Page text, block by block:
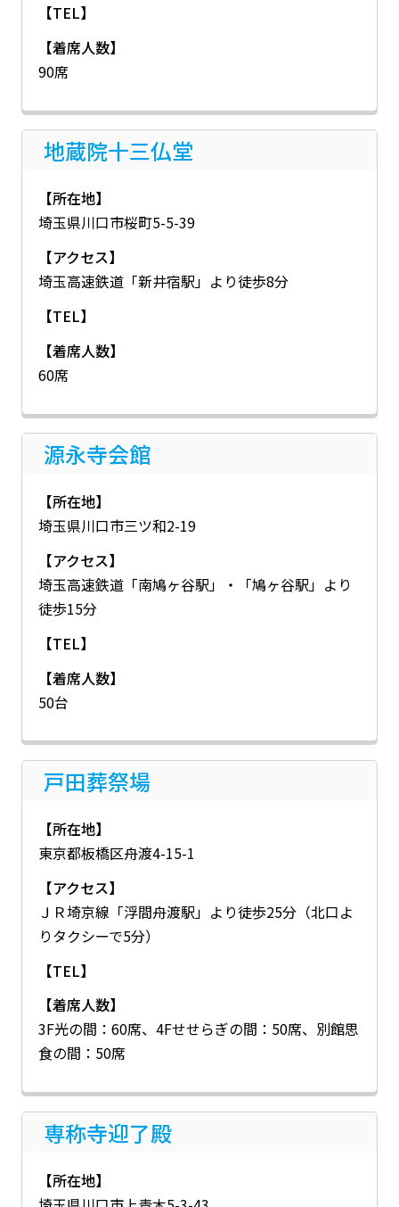
【TEL】
【着席人数】
90席
地蔵院十三仏堂
【所在地】
埼玉県川口市桜町5-5-39
【アクセス】
埼玉高速鉄道「新井宿駅」より徒歩8分
【TEL】
【着席人数】
60席
源永寺会館
【所在地】
埼玉県川口市三ツ和2-19
【アクセス】
埼玉高速鉄道「南鳩ヶ谷駅」・「鳩ヶ谷駅」より
徒歩15分
【TEL】
【着席人数】
50台
戸田葬祭場
【所在地】
東京都板橋区舟渡4-15-1
【アクセス】
ＪＲ埼京線「浮間舟渡駅」より徒歩25分（北口よ
りタクシーで5分）
【TEL】
【着席人数】
3F光の間：60席、4Fせせらぎの間：50席、別館思
食の間：50席
専称寺迎了殿
【所在地】